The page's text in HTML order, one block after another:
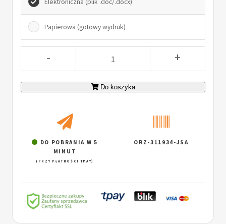
Papierowa (gotowy wydruk)
- +
Do koszyka
DO POBRANIA W 5
MINUT
(PRZY PŁATNOŚCI TPAY)
ORZ-311934-JSA